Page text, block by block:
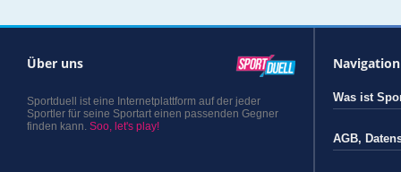
Über uns
Sportduell ist eine Internetplattform auf der jeder
Sportler für seine Sportart einen passenden Gegner
finden kann. Soo, let's play!
Navigation
Was ist
AGB,